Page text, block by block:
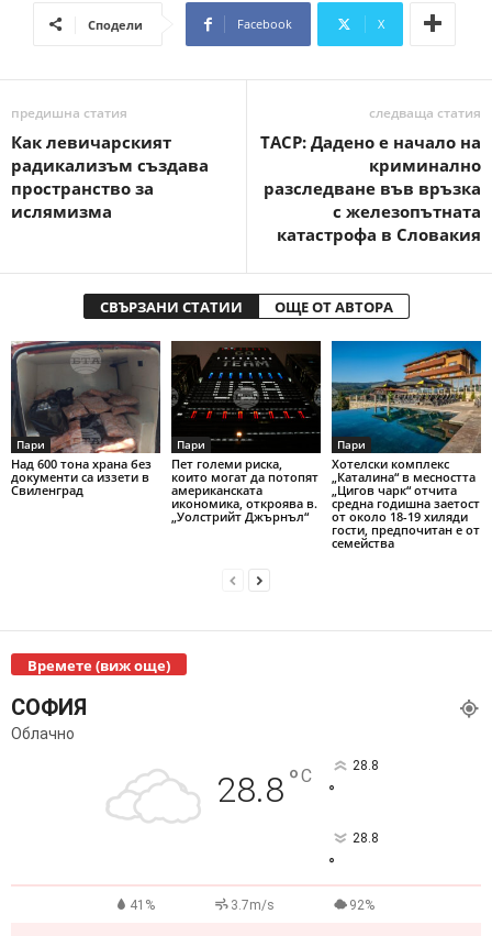
Сподели Facebook X
предишна статия
Как левичарският
радикализъм създава
пространство за
ислямизма
следваща статия
ТАСР: Дадено е начало на
криминално
разследване във връзка
с железопътната
катастрофа в Словакия
СВЪРЗАНИ СТАТИИ ОЩЕ ОТ АВТОРА
Пари
Над 600 тона храна без
документи са иззети в
Свиленград
Пари
Пет големи риска,
които могат да потопят
американската
икономика, откроява в.
„Уолстрийт Джърнъл“
Пари
Хотелски комплекс
„Каталина“ в месността
„Цигов чарк“ отчита
средна годишна заетост
от около 18-19 хиляди
гости, предпочитан е от
семейства
Времете (виж още)
СОФИЯ
Облачно
28.8°C 28.8
°
28.8
°
41% 3.7m/s 92%